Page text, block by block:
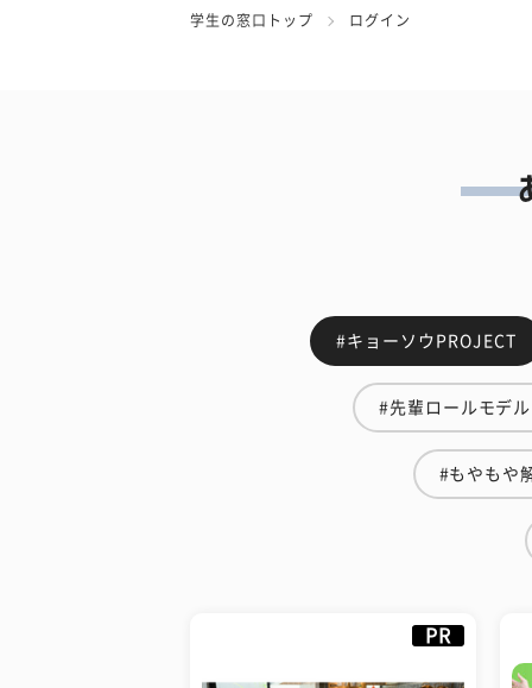
学生の窓口トップ ログイン
#キョーソウPROJECT
#先輩ロールモデル
#もやもや
PR